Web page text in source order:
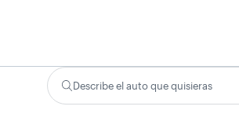
Describe el auto que quisieras